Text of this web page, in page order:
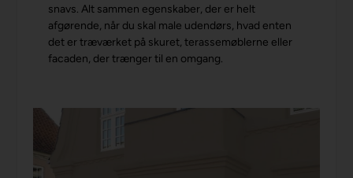
snavs. Alt sammen egenskaber, der er helt
afgørende, når du skal male udendørs, hvad enten
det er træværket på skuret, terassemøblerne eller
facaden, der trænger til en omgang.